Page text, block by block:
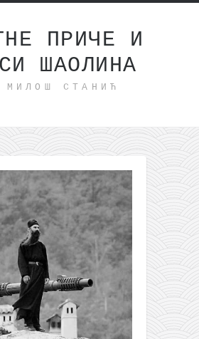
ПРИЧЕ И
ШАОЛИНА
МИЛОШ СТАНИЋ